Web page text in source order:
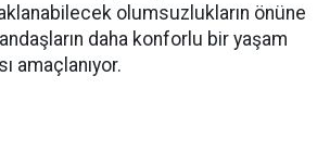
olumsuzlukların önüne
daha konforlu bir yaşam
amaçlanıyor.